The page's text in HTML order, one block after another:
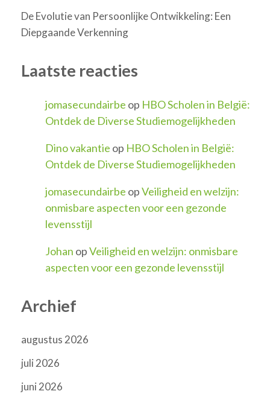
De Evolutie van Persoonlijke Ontwikkeling: Een
Diepgaande Verkenning
Laatste reacties
jomasecundairbe op HBO Scholen in België:
Ontdek de Diverse Studiemogelijkheden
Dino vakantie op HBO Scholen in België:
Ontdek de Diverse Studiemogelijkheden
jomasecundairbe opVeiligheid en welzijn:
onmisbare aspecten voor een gezonde
levensstijl
Johan opVeiligheid en welzijn: onmisbare
aspecten voor een gezonde levensstijl
Archief
augustus 2026
juli 2026
juni 2026